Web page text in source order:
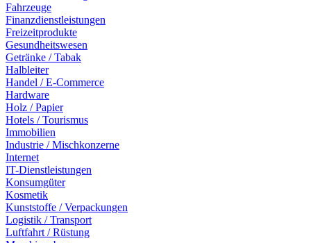
Fahrzeuge
Finanzdienstleistungen
Freizeitprodukte
Gesundheitswesen
Getränke / Tabak
Halbleiter
Handel / E-Commerce
Hardware
Holz / Papier
Hotels / Tourismus
Immobilien
Industrie / Mischkonzerne
Internet
IT-Dienstleistungen
Konsumgüter
Kosmetik
Kunststoffe / Verpackungen
Logistik / Transport
Luftfahrt / Rüstung